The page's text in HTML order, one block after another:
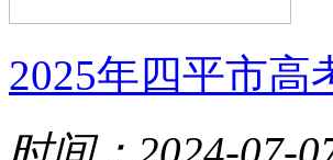
2025年四平市高